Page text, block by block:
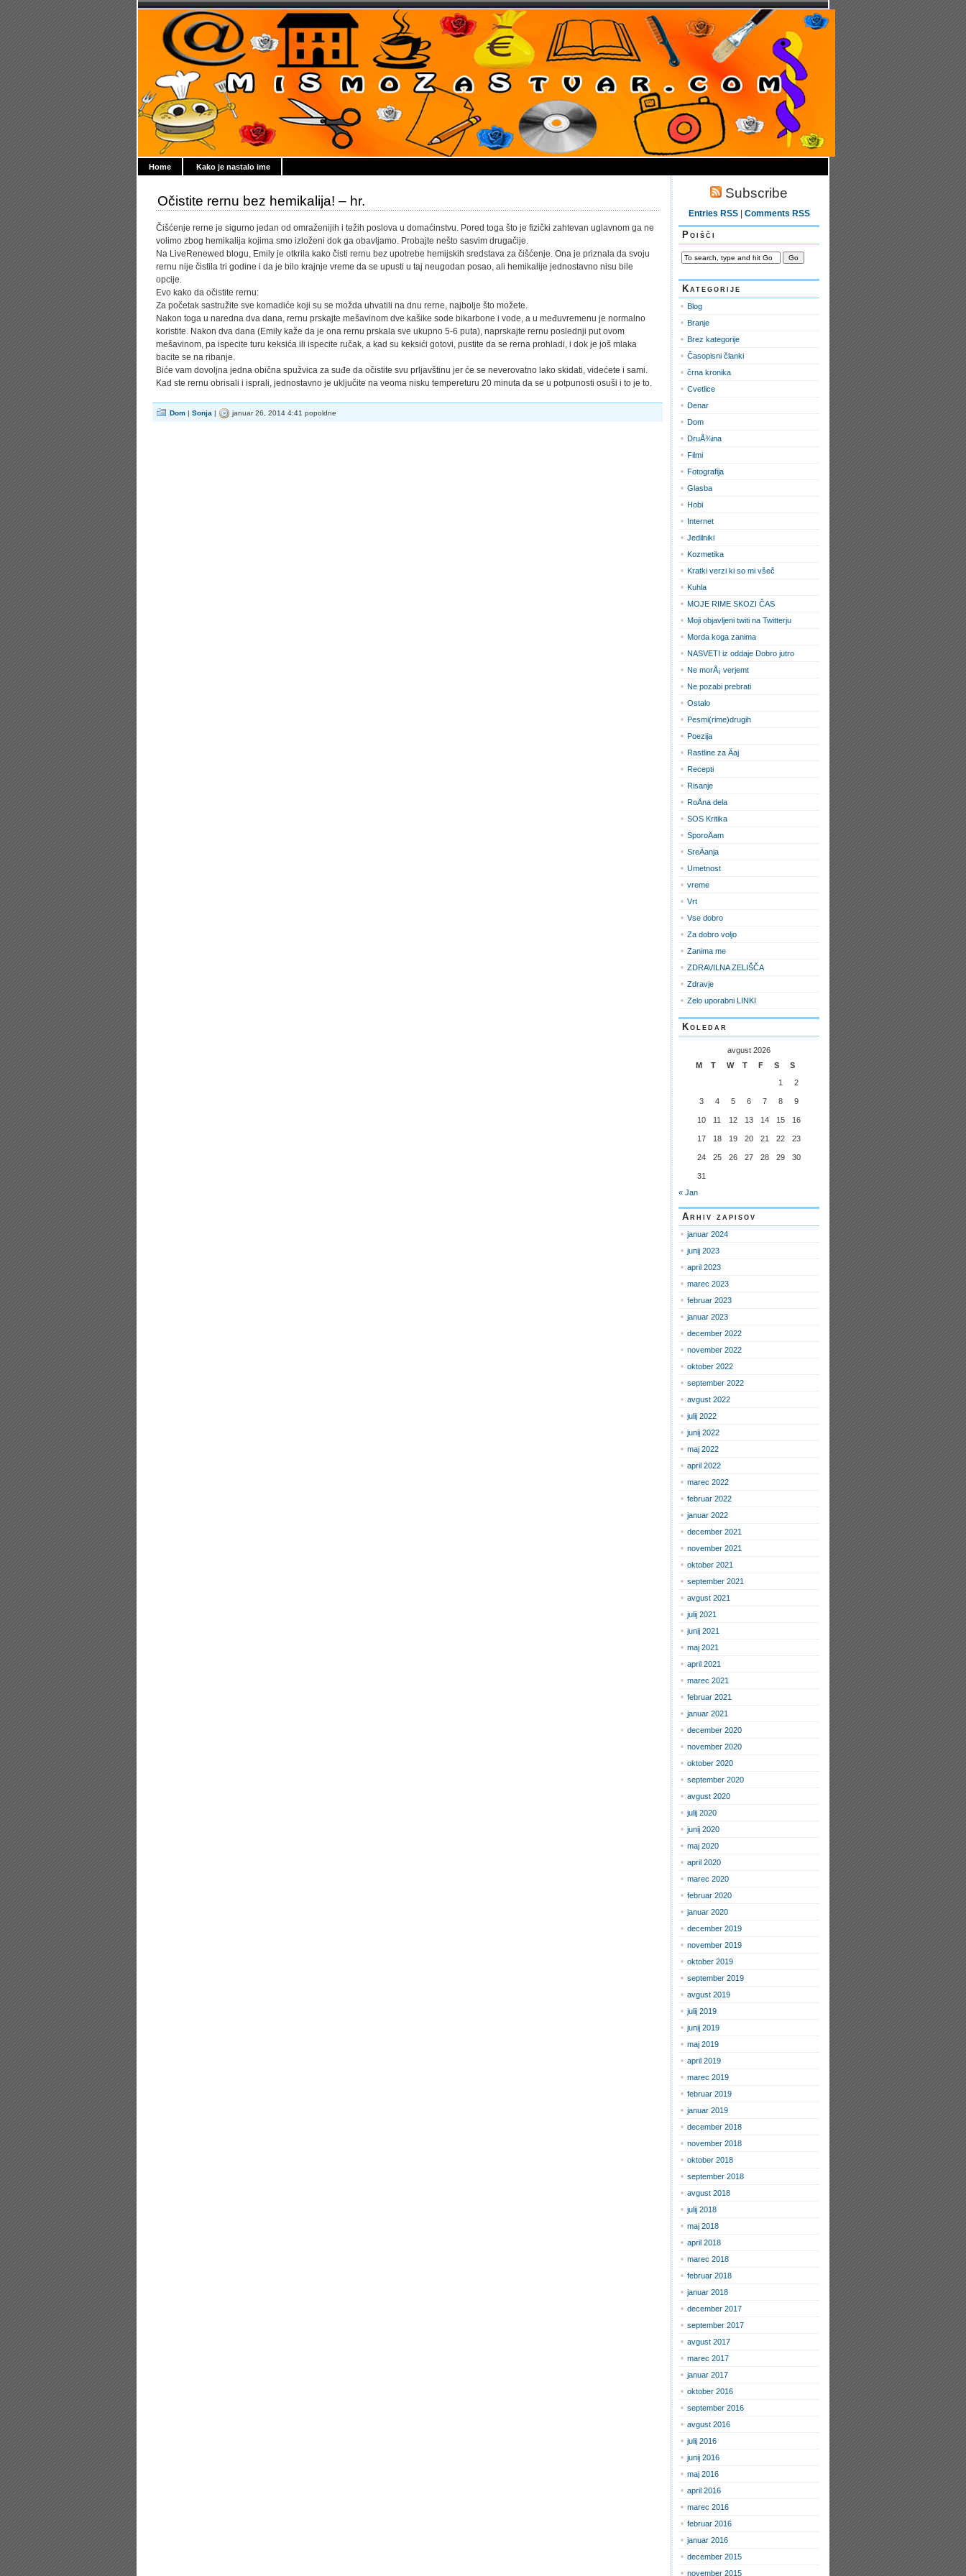
Home Kako je nastalo ime
Očistite rernu bez hemikalija! – hr.
Čišćenje rerne je sigurno jedan od omraženijih i težih poslova u domaćinstvu. Pored toga što je fizički zahtevan uglavnom ga ne
volimo zbog hemikalija kojima smo izloženi dok ga obavljamo. Probajte nešto sasvim drugačije.
Na LiveRenewed blogu, Emily je otkrila kako čisti rernu bez upotrebe hemijskih sredstava za čišćenje. Ona je priznala da svoju
rernu nije čistila tri godine i da je bilo krajnje vreme da se upusti u taj neugodan posao, ali hemikalije jednostavno nisu bile
opcije.
Evo kako da očistite rernu:
Za početak sastružite sve komadiće koji su se možda uhvatili na dnu rerne, najbolje što možete.
Nakon toga u naredna dva dana, rernu prskajte mešavinom dve kašike sode bikarbone i vode, a u međuvremenu je normalno
koristite. Nakon dva dana (Emily kaže da je ona rernu prskala sve ukupno 5-6 puta), naprskajte rernu poslednji put ovom
mešavinom, pa ispecite turu keksića ili ispecite ručak, a kad su keksići gotovi, pustite da se rerna prohladi, i dok je još mlaka
bacite se na ribanje.
Biće vam dovoljna jedna obična spužvica za suđe da očistite svu prljavštinu jer će se neverovatno lako skidati, videćete i sami.
Kad ste rernu obrisali i isprali, jednostavno je uključite na veoma nisku tempereturu 20 minuta da se u potpunosti osuši i to je to.
Dom | Sonja | januar 26, 2014 4:41 popoldne
Subscribe
Entries RSS| Comments RSS
Poišči
Kategorije
Blog
Branje
Brez kategorije
Časopisni članki
črna kronika
Cvetlice
Denar
Dom
DruÅ¾ina
Filmi
Fotografija
Glasba
Hobi
Internet
Jedilniki
Kozmetika
Kratki verzi ki so mi všeč
Kuhla
MOJE RIME SKOZI ČAS
Moji objavljeni twiti na Twitterju
Morda koga zanima
NASVETI iz oddaje Dobro jutro
Ne morÅ¡ verjemt
Ne pozabi prebrati
Ostalo
Pesmi(rime)drugih
Poezija
Rastline za Äaj
Recepti
Risanje
RoÄna dela
SOS Kritika
SporoÄam
SreÄanja
Umetnost
vreme
Vrt
Vse dobro
Za dobro voljo
Zanima me
ZDRAVILNA ZELIŠČA
Zdravje
Zelo uporabni LINKI
Koledar
avgust 2026
M
T W T F S
S
1
2
3 4 5 6 7 8 9
10 11 12 13 14 15 16
17 18 19 20 21 22 23
24 25 26 27 28 29 30
31
« Jan
Arhiv zapisov
januar 2024
junij 2023
april 2023
marec 2023
februar 2023
januar 2023
december 2022
november 2022
oktober 2022
september 2022
avgust 2022
julij 2022
junij 2022
maj 2022
april 2022
marec 2022
februar 2022
januar 2022
december 2021
november 2021
oktober 2021
september 2021
avgust 2021
julij 2021
junij 2021
maj 2021
april 2021
marec 2021
februar 2021
januar 2021
december 2020
november 2020
oktober 2020
september 2020
avgust 2020
julij 2020
junij 2020
maj 2020
april 2020
marec 2020
februar 2020
januar 2020
december 2019
november 2019
oktober 2019
september 2019
avgust 2019
julij 2019
junij 2019
maj 2019
april 2019
marec 2019
februar 2019
januar 2019
december 2018
november 2018
oktober 2018
september 2018
avgust 2018
julij 2018
maj 2018
april 2018
marec 2018
februar 2018
januar 2018
december 2017
september 2017
avgust 2017
marec 2017
januar 2017
oktober 2016
september 2016
avgust 2016
julij 2016
junij 2016
maj 2016
april 2016
marec 2016
februar 2016
januar 2016
december 2015
november 2015